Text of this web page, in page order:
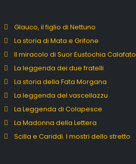
Glauco, il figlio di Nettuno
La storia di Mata e Grifone
Il miracolo di Suor Eustochia Calafato
La leggenda dei due fratelli
La storia della Fata Morgana
La leggenda del vascellazzu
La Leggenda di Colapesce
La Madonna della Lettera
Scilla e Cariddi. I mostri dello stretto